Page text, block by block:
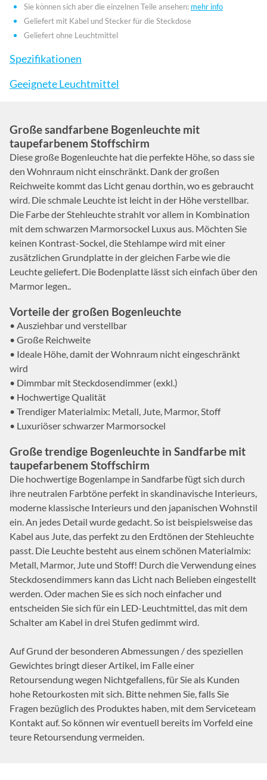
Sie können sich aber die einzelnen Teile ansehen: mehr info
Geliefert mit Kabel und Stecker für die Steckdose
Geliefert ohne Leuchtmittel
Spezifikationen
Geeignete Leuchtmittel
Große sandfarbene Bogenleuchte mit
taupefarbenem Stoffschirm
Diese große Bogenleuchte hat die perfekte Höhe, so dass sie
den Wohnraum nicht einschränkt. Dank der großen
Reichweite kommt das Licht genau dorthin, wo es gebraucht
wird. Die schmale Leuchte ist leicht in der Höhe verstellbar.
Die Farbe der Stehleuchte strahlt vor allem in Kombination
mit dem schwarzen Marmorsockel Luxus aus. Möchten Sie
keinen Kontrast-Sockel, die Stehlampe wird mit einer
zusätzlichen Grundplatte in der gleichen Farbe wie die
Leuchte geliefert. Die Bodenplatte lässt sich einfach über den
Marmor legen..
Vorteile der großen Bogenleuchte
• Ausziehbar und verstellbar
• Große Reichweite
• Ideale Höhe, damit der Wohnraum nicht eingeschränkt
wird
• Dimmbar mit Steckdosendimmer (exkl.)
• Hochwertige Qualität
• Trendiger Materialmix: Metall, Jute, Marmor, Stoff
• Luxuriöser schwarzer Marmorsockel
Große trendige Bogenleuchte in Sandfarbe mit
taupefarbenem Stoffschirm
Die hochwertige Bogenlampe in Sandfarbe fügt sich durch
ihre neutralen Farbtöne perfekt in skandinavische Interieurs,
moderne klassische Interieurs und den japanischen Wohnstil
ein. An jedes Detail wurde gedacht. So ist beispielsweise das
Kabel aus Jute, das perfekt zu den Erdtönen der Stehleuchte
passt. Die Leuchte besteht aus einem schönen Materialmix:
Metall, Marmor, Jute und Stoff! Durch die Verwendung eines
Steckdosendimmers kann das Licht nach Belieben eingestellt
werden. Oder machen Sie es sich noch einfacher und
entscheiden Sie sich für ein LED-Leuchtmittel, das mit dem
Schalter am Kabel in drei Stufen gedimmt wird.
Auf Grund der besonderen Abmessungen / des speziellen
Gewichtes bringt dieser Artikel, im Falle einer
Retoursendung wegen Nichtgefallens, für Sie als Kunden
hohe Retourkosten mit sich. Bitte nehmen Sie, falls Sie
Fragen bezüglich des Produktes haben, mit dem Serviceteam
Kontakt auf. So können wir eventuell bereits im Vorfeld eine
teure Retoursendung vermeiden.